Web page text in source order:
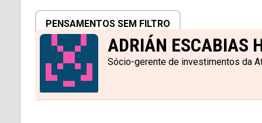
PENSAMENTOS SEM FILTRO
ADRIÁN ESCABIAS
Sócio-gerente de investimentos da